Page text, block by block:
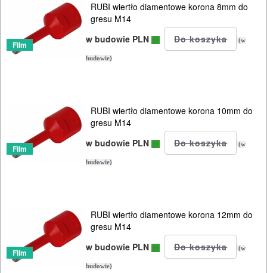
prowadniki
do
koron
Osprzęt
System
poziomowania
NARZĘDZIA
BRUKARSKIE
OBRÓBKA
Film
RUBI wiertło diamentowe korona 8mm do
gresu M14
w budowie PLN
(w
budowie)
Film
RUBI wiertło diamentowe korona 10mm do
gresu M14
w budowie PLN
(w
budowie)
Film
RUBI wiertło diamentowe korona 12mm do
gresu M14
w budowie PLN
(w
budowie)